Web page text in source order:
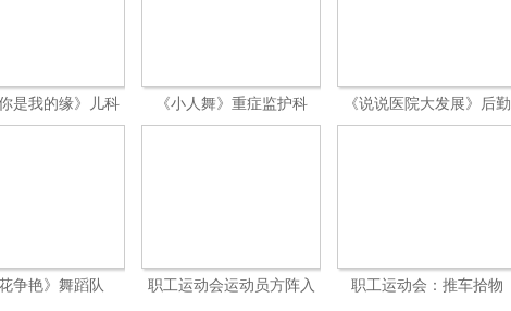
你是我的缘》儿科
《小人舞》重症监护科
《说说医院大发展》后勤
花争艳》舞蹈队
职工运动会运动员方阵入
职工运动会：推车拾物